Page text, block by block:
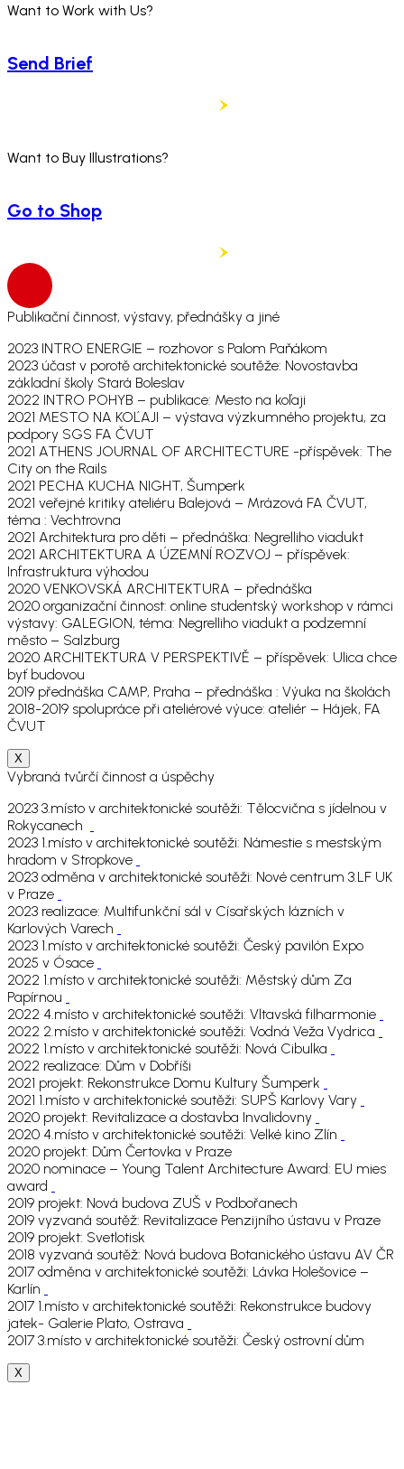
Want to Work with Us?
Send Brief
Want to Buy Illustrations?
Go to Shop
Publikační činnost, výstavy, přednášky a jiné
2023 INTRO ENERGIE – rozhovor s Palom Paňákom
2023 účast v porotě architektonické soutěže: Novostavba
základní školy Stará Boleslav
2022 INTRO POHYB – publikace: Mesto na koľaji
2021 MESTO NA KOĽAJI – výstava výzkumného projektu, za
podpory SGS FA ČVUT
2021 ATHENS JOURNAL OF ARCHITECTURE -příspěvek: The
City on the Rails
2021 PECHA KUCHA NIGHT, Šumperk
2021 veřejné kritiky ateliéru Balejová – Mrázová FA ČVUT,
téma : Vechtrovna
2021 Architektura pro děti – přednáška: Negrelliho viadukt
2021 ARCHITEKTURA A ÚZEMNÍ ROZVOJ – příspěvek:
Infrastruktura výhodou
2020 VENKOVSKÁ ARCHITEKTURA – přednáška
2020 organizační činnost: online studentský workshop v rámci
výstavy: GALEGION, téma: Negrelliho viadukt a podzemní
město – Salzburg
2020 ARCHITEKTURA V PERSPEKTIVĚ – příspěvek: Ulica chce
byť budovou
2019 přednáška CAMP, Praha – přednáška : Výuka na školách
2018-2019 spolupráce při ateliérové výuce: ateliér – Hájek, FA
ČVUT
X
Vybraná tvůrčí činnost a úspěchy
2023 3.místo v architektonické soutěži: Tělocvična s jídelnou v
Rokycanech
2023 1.místo v architektonické soutěži: Námestie s mestským
hradom v Stropkove
2023 odměna v architektonické soutěži: Nové centrum 3.LF UK
v Praze
2023 realizace: Multifunkční sál v Císařských lázních v
Karlových Varech
2023 1.místo v architektonické soutěži: Český pavilón Expo
2025 v Ósace
2022 1.místo v architektonické soutěži: Městský dům Za
Papírnou
2022 4.místo v architektonické soutěži: Vltavská filharmonie
2022 2.místo v architektonické soutěži: Vodná Veža Vydrica
2022 1.místo v architektonické soutěži: Nová Cibulka
2022 realizace: Dům v Dobříši
2021 projekt: Rekonstrukce Domu Kultury Šumperk
2021 1.místo v architektonické soutěži: SUPŠ Karlovy Vary
2020 projekt: Revitalizace a dostavba Invalidovny
2020 4.místo v architektonické soutěži: Velké kino Zlín
2020 projekt: Dům Čertovka v Praze
2020 nominace – Young Talent Architecture Award: EU mies
award
2019 projekt: Nová budova ZUŠ v Podbořanech
2019 vyzvaná soutěž: Revitalizace Penzijního ústavu v Praze
2019 projekt: Svetlotisk
2018 vyzvaná soutěž: Nová budova Botanického ústavu AV ČR
2017 odměna v architektonické soutěži: Lávka Holešovice –
Karlín
2017 1.místo v architektonické soutěži: Rekonstrukce budovy
jatek- Galerie Plato, Ostrava
2017 3.místo v architektonické soutěži: Český ostrovní dům
X